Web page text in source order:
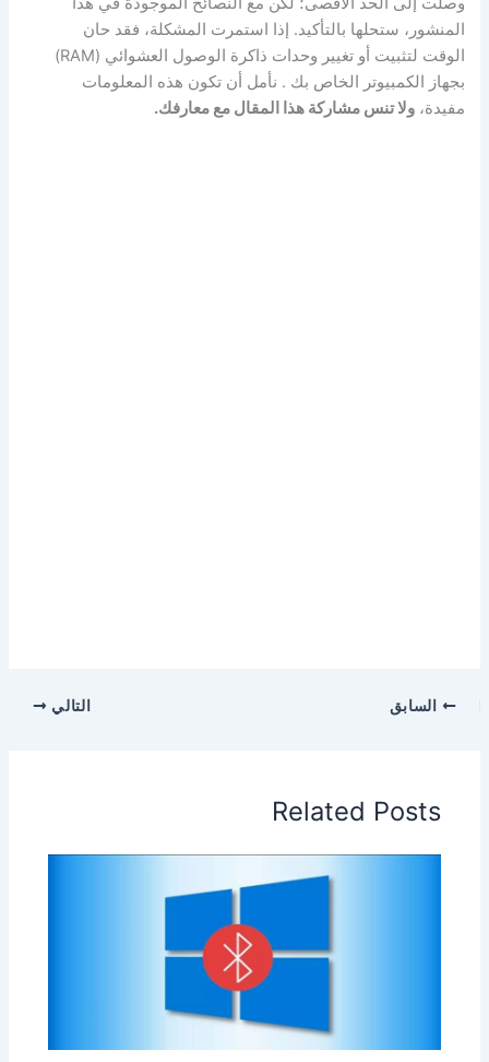
المنشور، ستحلها بالتأكيد. إذا استمرت المشكلة، فقد حان
الوقت لتثبيت أو تغيير وحدات ذاكرة الوصول العشوائي (RAM)
بجهاز الكمبيوتر الخاص بك . نأمل أن تكون هذه المعلومات
مفيدة،ولا تنس مشاركة هذا المقال مع معارفك.
السابق التالي
Related Posts